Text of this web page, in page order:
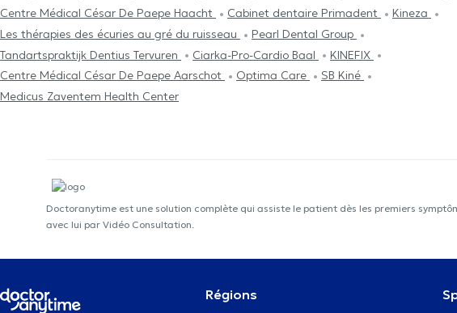
Centre Médical César De Paepe Haacht
Cabinet dentaire Primadent
Kineza
Les thérapies des écuries au gré du ruisseau
Pearl Dental Group
Tandartspraktijk Dentius Tervuren
Ciarka-Pro-Cardio Baal
KINEFIX
Centre Médical César De Paepe Aarschot
Optima Care
SB Kiné
Medicus Zaventem Health Center
Doctoranytime est une solution complète qui assiste le patient dès les premiers
avec lui par Vidéo Consultation.
Régions